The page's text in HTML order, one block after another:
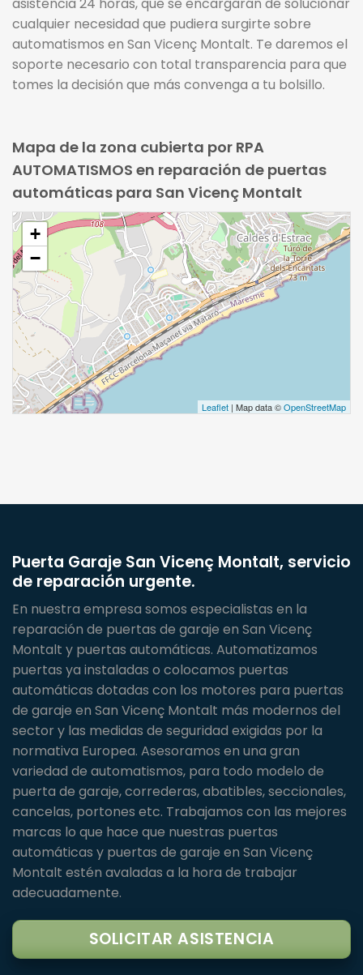
asistencia 24 horas, que se encargarán de solucionar
cualquier necesidad que pudiera surgirte sobre
automatismos en San Vicenç Montalt. Te daremos el
soporte necesario con total transparencia para que
tomes la decisión que más convenga a tu bolsillo.
Mapa de la zona cubierta por RPA
AUTOMATISMOS en reparación de puertas
automáticas para San Vicenç Montalt
+
−
Leaflet | Map data ©OpenStreetMap
Puerta Garaje San Vicenç Montalt, servicio
de reparación urgente.
En nuestra empresa somos especialistas en la
reparación de puertas de garaje en San Vicenç
Montalt y puertas automáticas. Automatizamos
puertas ya instaladas o colocamos puertas
automáticas dotadas con los motores para puertas
de garaje en San Vicenç Montalt más modernos del
sector y las medidas de seguridad exigidas por la
normativa Europea. Asesoramos en una gran
variedad de automatismos, para todo modelo de
puerta de garaje, correderas, abatibles, seccionales,
cancelas, portones etc. Trabajamos con las mejores
marcas lo que hace que nuestras puertas
automáticas y puertas de garaje en San Vicenç
Montalt estén avaladas a la hora de trabajar
adecuadamente.
SOLICITAR ASISTENCIA